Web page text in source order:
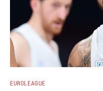
EUROLEAGUE